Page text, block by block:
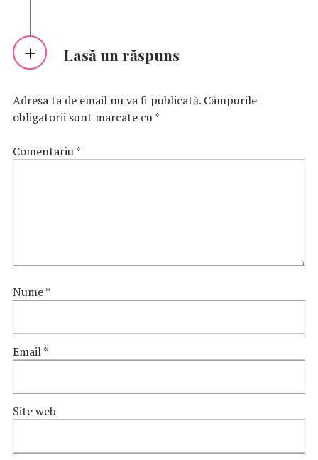
Lasă un răspuns
Adresa ta de email nu va fi publicată. Câmpurile
obligatorii sunt marcate cu*
Comentariu*
Nume*
Email*
Site web